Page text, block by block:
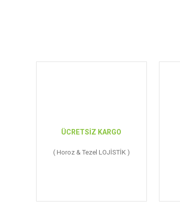
ÜCRETSİZ KARGO
( Horoz & Tezel LOJİSTİK )